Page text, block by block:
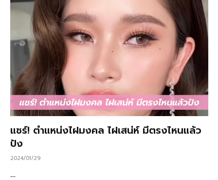
แชร์! ตำแหน่งไฝมงคล ไฝเสน่ห์ มีตรงไหนแล้ว
ปัง
2024/01/29
…